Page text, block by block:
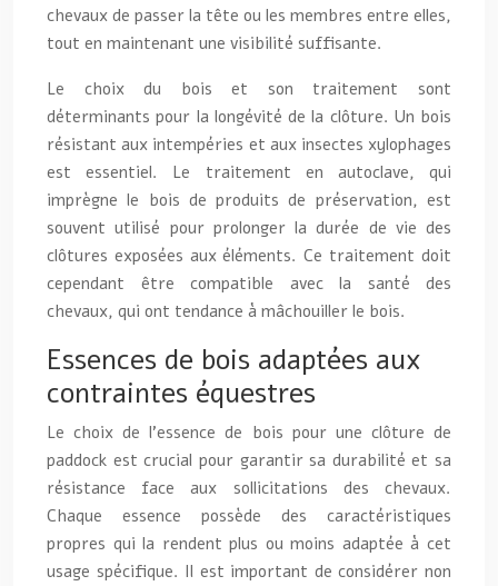
chevaux de passer la tête ou les membres entre elles,
tout en maintenant une visibilité suffisante.
Le choix du bois et son traitement sont
déterminants pour la longévité de la clôture. Un bois
résistant aux intempéries et aux insectes xylophages
est essentiel. Le traitement en autoclave, qui
imprègne le bois de produits de préservation, est
souvent utilisé pour prolonger la durée de vie des
clôtures exposées aux éléments. Ce traitement doit
cependant être compatible avec la santé des
chevaux, qui ont tendance à mâchouiller le bois.
Essences de bois adaptées aux
contraintes équestres
Le choix de l’essence de bois pour une clôture de
paddock est crucial pour garantir sa durabilité et sa
résistance face aux sollicitations des chevaux.
Chaque essence possède des caractéristiques
propres qui la rendent plus ou moins adaptée à cet
usage spécifique. Il est important de considérer non